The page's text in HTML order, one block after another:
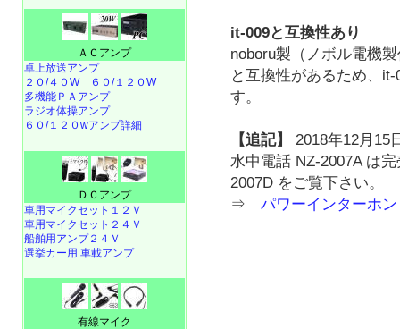
it-009と互換性あり
noboru製（ノボル電機
と互換性があるため、
す。
【追記】
2018年12月15
水中電話 NZ-2007A は
2007D をご覧下さい。
⇒パワーインターホ
ＡＣアンプ
卓上放送アンプ
２０/４０W
６０/１２０W
多機能ＰＡアンプ
ラジオ体操アンプ
６０/１２０wアンプ詳細
ＤＣアンプ
車用マイクセット１２Ｖ
車用マイクセット２４Ｖ
船舶用アンプ２４Ｖ
選挙カー用 車載アンプ
有線マイク